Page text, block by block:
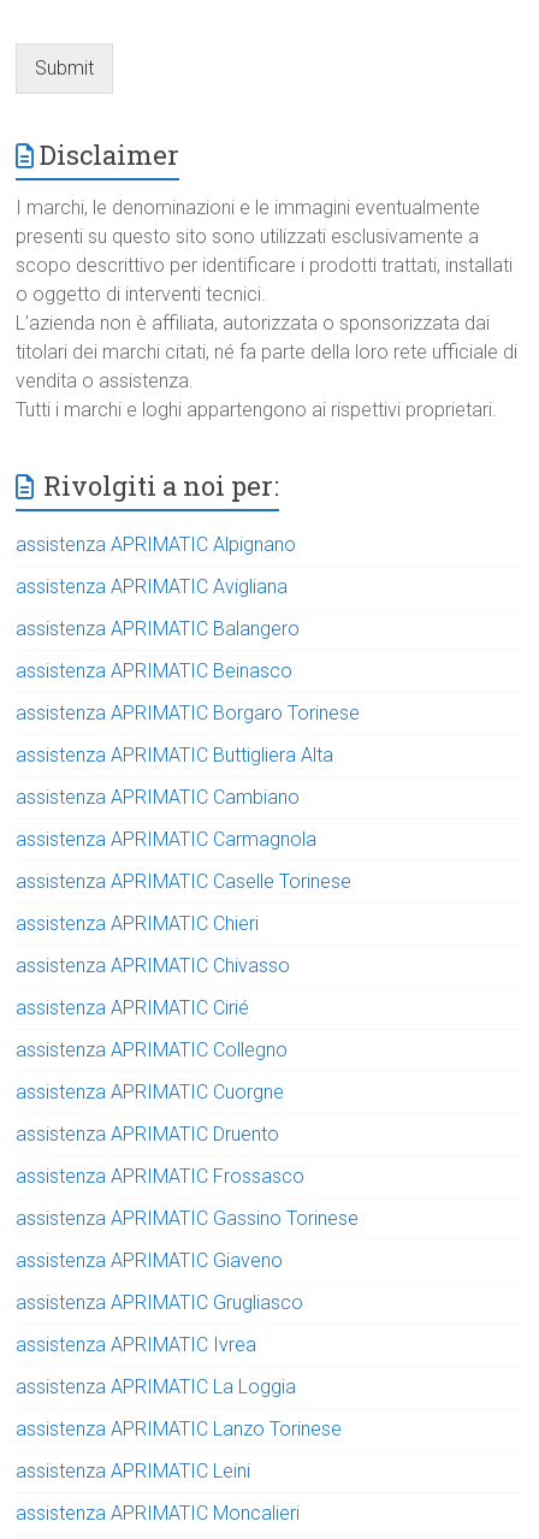
Submit
Disclaimer
I marchi, le denominazioni e le immagini eventualmente
presenti su questo sito sono utilizzati esclusivamente a
scopo descrittivo per identificare i prodotti trattati, installati
o oggetto di interventi tecnici.
L’azienda non è affiliata, autorizzata o sponsorizzata dai
titolari dei marchi citati, né fa parte della loro rete ufficiale di
vendita o assistenza.
Tutti i marchi e loghi appartengono ai rispettivi proprietari.
Rivolgiti a noi per:
assistenza APRIMATIC Alpignano
assistenza APRIMATIC Avigliana
assistenza APRIMATIC Balangero
assistenza APRIMATIC Beinasco
assistenza APRIMATIC Borgaro Torinese
assistenza APRIMATIC Buttigliera Alta
assistenza APRIMATIC Cambiano
assistenza APRIMATIC Carmagnola
assistenza APRIMATIC Caselle Torinese
assistenza APRIMATIC Chieri
assistenza APRIMATIC Chivasso
assistenza APRIMATIC Cirié
assistenza APRIMATIC Collegno
assistenza APRIMATIC Cuorgne
assistenza APRIMATIC Druento
assistenza APRIMATIC Frossasco
assistenza APRIMATIC Gassino Torinese
assistenza APRIMATIC Giaveno
assistenza APRIMATIC Grugliasco
assistenza APRIMATIC Ivrea
assistenza APRIMATIC La Loggia
assistenza APRIMATIC Lanzo Torinese
assistenza APRIMATIC Leini
assistenza APRIMATIC Moncalieri